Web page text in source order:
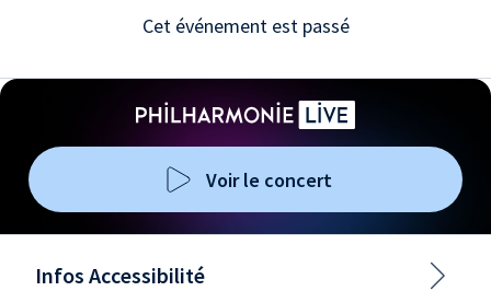
Cet événement est passé
Voir le concert
Infos Accessibilité